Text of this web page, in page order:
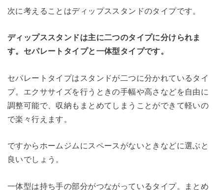
次に考えることはディップススタンドのタイプです。
ディップススタンドは主に二つのタイプに分けられま
す。セパレートタイプと一体型タイプです。
セパレートタイプはスタンドが二つに分かれているタイ
プ。エクササイズを行うときの手幅や高さなどを自由に
調整可能で、収納もまとめてしまうことができて軽いの
で楽々行えます。
ですからホームジムにスペースがないときなどに選ぶと
良いでしょう。
一体型は持ち手の部分がつながっているタイプ。まとめ